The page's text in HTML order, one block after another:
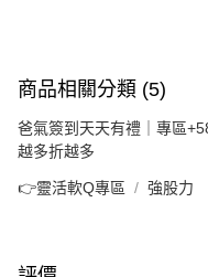
商品相關分類 (5)
爸氣簽到天天有禮｜專區
越多折越多
👉靈活軟Q專區 強股力